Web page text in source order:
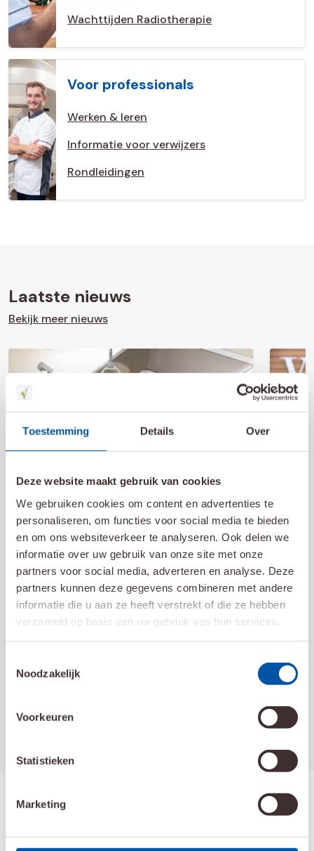
Toestemming Details Over
Deze website maakt gebruik van cookies
We gebruiken cookies om content en advertenties te
personaliseren, om functies voor social media te bieden
en om ons websiteverkeer te analyseren. Ook delen we
informatie over uw gebruik van onze site met onze
partners voor social media, adverteren en analyse. Deze
partners kunnen deze gegevens combineren met andere
informatie die u aan ze heeft verstrekt of die ze hebben
verzameld op basis van uw gebruik van hun services.
Noodzakelijk
Voorkeuren
Statistieken
Marketing
Wachttijden Radiotherapie
Voor professionals
Werken & leren
Informatie voor verwijzers
Rondleidingen
Laatste nieuws
Bekijk meer nieuws
Bijeenkomst voor (ex)-
patiënten en naasten over
bestraling
Op donderdag 17 september 2026
organiseren we in Instituut Verbeeten op
de locatie Tilburg een
15 juli 2026
en
Lees
Kunt u iets niet vinden op onze website? Neem